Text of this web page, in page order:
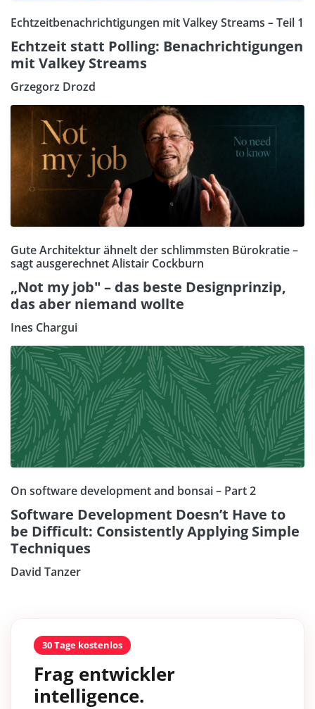
Echtzeitbenachrichtigungen mit Valkey Streams – Teil 1
Echtzeit statt Polling: Benachrichtigungen
mit Valkey Streams
Grzegorz Drozd
Gute Architektur ähnelt der schlimmsten Bürokratie –
sagt ausgerechnet Alistair Cockburn
„Not my job" – das beste Designprinzip,
das aber niemand wollte
Ines Chargui
On software development and bonsai – Part 2
Software Development Doesn’t Have to
be Difficult: Consistently Applying Simple
Techniques
David Tanzer
30 Tage kostenlos
Frag entwickler
intelligence.